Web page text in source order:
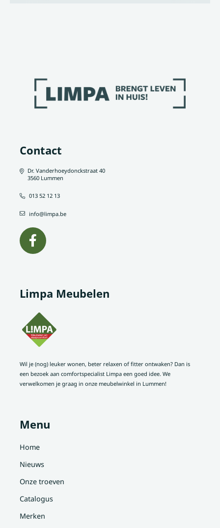
Limpa Meubelen
Wil je (nog) leuker wonen, beter relaxen of fitter ontwaken? Dan is
een bezoek aan comfortspecialist Limpa een goed idee. We
verwelkomen je graag in onze meubelwinkel in Lummen!
Menu
Home
Nieuws
Onze troeven
Catalogus
Merken
Contact
Dr. Vanderhoeydonckstraat 40
3560 Lummen
013 52 12 13
info@limpa.be